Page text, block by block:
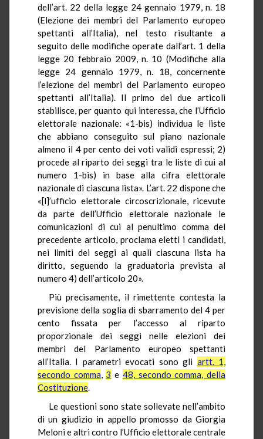
dell’art. 22 della legge 24 gennaio 1979, n. 18
(Elezione dei membri del Parlamento europeo
spettanti all’Italia), nel testo risultante a
seguito delle modifiche operate dall’art. 1 della
legge 20 febbraio 2009, n. 10 (Modifiche alla
legge 24 gennaio 1979, n. 18, concernente
l’elezione dei membri del Parlamento europeo
spettanti all’Italia). Il primo dei due articoli
stabilisce, per quanto qui interessa, che l’Ufficio
elettorale nazionale: «1-bis) individua le liste
che abbiano conseguito sul piano nazionale
almeno il 4 per cento dei voti validi espressi; 2)
procede al riparto dei seggi tra le liste di cui al
numero 1-bis) in base alla cifra elettorale
nazionale di ciascuna lista». L’art. 22 dispone che
«[l]’ufficio elettorale circoscrizionale, ricevute
da parte dell’Ufficio elettorale nazionale le
comunicazioni di cui al penultimo comma del
precedente articolo, proclama eletti i candidati,
nei limiti dei seggi ai quali ciascuna lista ha
diritto, seguendo la graduatoria prevista al
numero 4) dell’articolo 20».
Più precisamente, il rimettente contesta la
previsione della soglia di sbarramento del 4 per
cento fissata per l’accesso al riparto
proporzionale dei seggi nelle elezioni dei
membri del Parlamento europeo spettanti
all’Italia. I parametri evocati sono gli artt. 1,
secondo comma, 3 e 48, secondo comma, della
Costituzione.
Le questioni sono state sollevate nell’ambito
di un giudizio in appello promosso da Giorgia
Meloni e altri contro l’Ufficio elettorale centrale